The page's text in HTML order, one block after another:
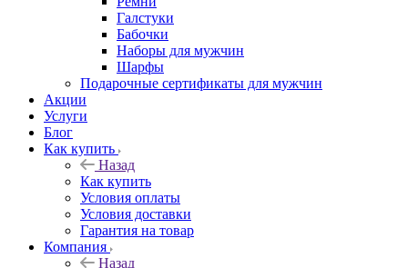
Галстуки
Бабочки
Наборы для мужчин
Шарфы
Подарочные сертификаты для мужчин
Акции
Услуги
Блог
Как купить
Назад
Как купить
Условия оплаты
Условия доставки
Гарантия на товар
Компания
Назад